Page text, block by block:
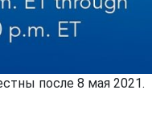
после 8 мая 2021.